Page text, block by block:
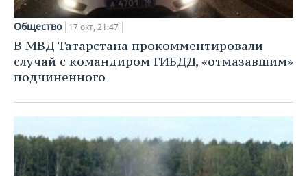
ХОККЕЙ С МЯЧОМ
ПРОИСШЕСТВИЯ
Общество 17 окт, 21:47
В МВД Татарстана прокомментировали
случай с командиром ГИБДД, «отмазавшим»
подчиненного